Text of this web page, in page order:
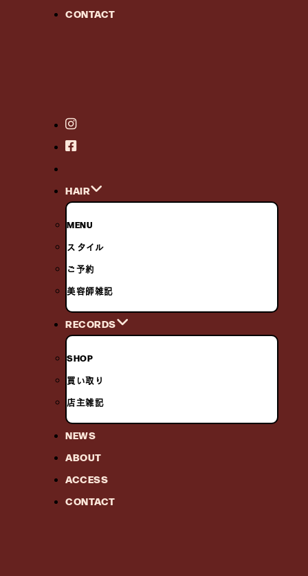
CONTACT
HAIR
MENU
スタイル
ご予約
美容師雑記
RECORDS
SHOP
買い取り
店主雑記
NEWS
ABOUT
ACCESS
CONTACT